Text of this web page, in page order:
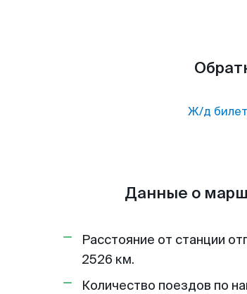
Ж/д
Данные о
Расстояние от станции
2526 км.
Количество поездов по